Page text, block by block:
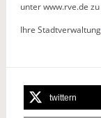
unter www.rve.de
Ihre Stadtverwaltung
twittern